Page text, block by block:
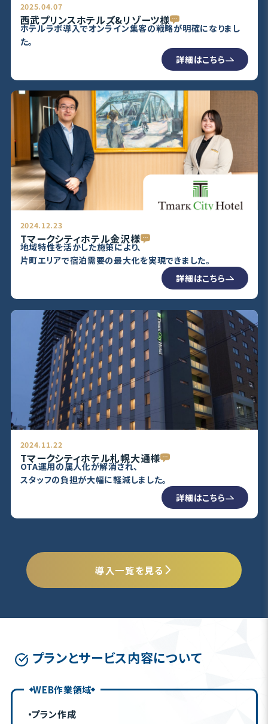
2025.04.07
西武プリンスホテルズ&リゾーツ様
ホテルラボ導入でオンライン集客の戦略が明確になりまし
た。
詳細はこちら
2024.12.23
Tマークシティホテル金沢様
地域特性を活かした施策により、
片町エリアで宿泊需要の最大化を実現できました。
詳細はこちら
2024.11.22
Tマークシティホテル札幌大通様
OTA運用の属人化が解消され、
スタッフの負担が大幅に軽減しました。
詳細はこちら
導入一覧を見る
プランとサービス内容について
WEB作業領域
プラン作成